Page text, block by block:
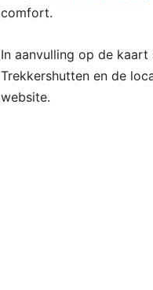
comfort.
In aanvulling op de kaart
Trekkershutten en de
website.